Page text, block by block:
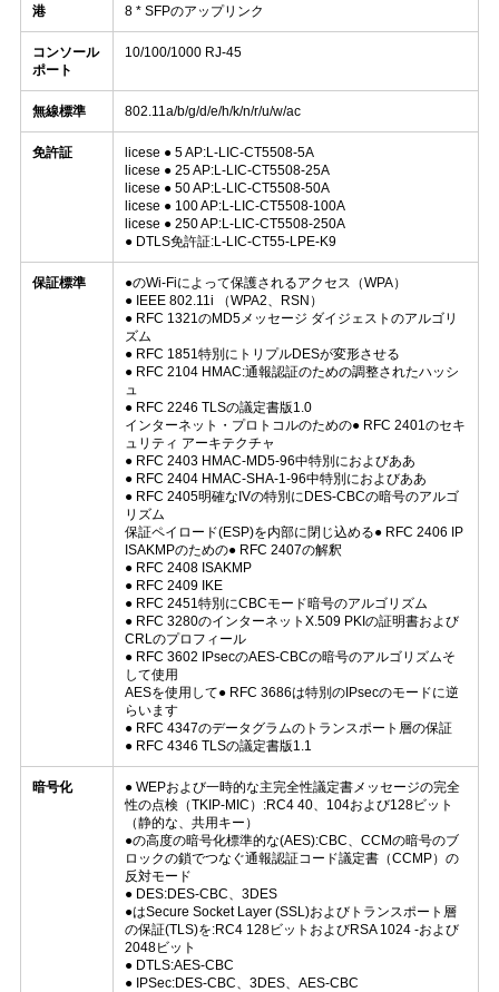
さ
い
ニ
ス
SITEMAP
ー
港 8 * SFPのアップリンク
コンソール
ポート
10/100/1000 RJ-45
無線標準 802.11a/b/g/d/e/h/k/n/r/u/w/ac
免許証
licese ● 5 AP:L-LIC-CT5508-5A
licese ● 25 AP:L-LIC-CT5508-25A
licese ● 50 AP:L-LIC-CT5508-50A
licese ● 100 AP:L-LIC-CT5508-100A
licese ● 250 AP:L-LIC-CT5508-250A
● DTLS免許証:L-LIC-CT55-LPE-K9
保証標準
●のWi-Fiによって保護されるアクセス（WPA）
● IEEE 802.11i （WPA2、RSN）
● RFC 1321のMD5メッセージ ダイジェストのアルゴリ
ズム
● RFC 1851特別にトリプルDESが変形させる
● RFC 2104 HMAC:通報認証のための調整されたハッシ
ュ
● RFC 2246 TLSの議定書版1.0
インターネット・プロトコルのための● RFC 2401のセキ
ュリティ アーキテクチャ
● RFC 2403 HMAC-MD5-96中特別におよびああ
● RFC 2404 HMAC-SHA-1-96中特別におよびああ
● RFC 2405明確なIVの特別にDES-CBCの暗号のアルゴ
リズム
保証ペイロード(ESP)を内部に閉じ込める● RFC 2406 IP
ISAKMPのための● RFC 2407の解釈
● RFC 2408 ISAKMP
● RFC 2409 IKE
● RFC 2451特別にCBCモード暗号のアルゴリズム
● RFC 3280のインターネットX.509 PKIの証明書および
CRLのプロフィール
● RFC 3602 IPsecのAES-CBCの暗号のアルゴリズムそ
して使用
AESを使用して● RFC 3686は特別のIPsecのモードに逆
らいます
● RFC 4347のデータグラムのトランスポート層の保証
● RFC 4346 TLSの議定書版1.1
暗号化
● WEPおよび一時的な主完全性議定書メッセージの完全
性の点検（TKIP-MIC）:RC4 40、104および128ビット
（静的な、共用キー）
●の高度の暗号化標準的な(AES):CBC、CCMの暗号のブ
ロックの鎖でつなぐ通報認証コード議定書（CCMP）の
反対モード
● DES:DES-CBC、3DES
●はSecure Socket Layer (SSL)およびトランスポート層
の保証(TLS)を:RC4 128ビットおよびRSA 1024 -および
2048ビット
● DTLS:AES-CBC
● IPSec:DES-CBC、3DES、AES-CBC